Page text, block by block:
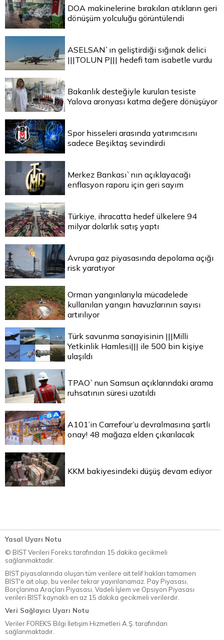
DOA makinelerine bırakılan atıkların geri
dönüşüm yolculuğu görüntülendi
ASELSAN`ın geliştirdiği sığınak delici
|||TOLUN P||| hedefi tam isabetle vurdu
Bakanlık desteğiyle kurulan tesiste
Yalova aronyası katma değere dönüşüyor
Spor hisseleri arasında yatırımcısını
sadece Beşiktaş sevindirdi
Merkez Bankası`nın açıklayacağı
enflasyon raporu için geri sayım
Türkiye, ihracatta hedef ülkelere 94
milyar dolarlık satış yaptı
Avrupa gaz piyasasında depolama açığı
risk yaratıyor
Orman yangınlarıyla mücadelede
kullanılan yangın havuzlarının sayısı
artırılıyor
Türk savunma sanayisinin |||Milli
Yetkinlik Hamlesi||| ile 500 bin kişiye
ulaşıldı
TPAO`nun Samsun açıklarındaki arama
ruhsatının süresi uzatıldı
A101’in Carrefour’u devralmasına şartlı
onay! 48 mağaza elden çıkarılacak
KKM bakiyesindeki düşüş devam ediyor
Yasal Uyarı Notu
© BİST Verileri Foreks tarafından 15 dakika gecikmeli
sağlanmaktadır.
BIST piyasalarında oluşan tüm verilere ait telif hakları tamamen
BIST'e ait olup, bu veriler tekrar yayınlanamaz. Pay Piyasası,
Borçlanma Araçları Piyasası, Vadeli İşlem ve Opsiyon Piyasası
verileri BIST kaynaklı en az 15 dakika gecikmeli verilerdir.
Veri Sağlayıcı Uyarı Notu
Veriler FOREKS Bilgi İletişim Hizmetleri A.Ş. tarafından
sağlanmaktadır.